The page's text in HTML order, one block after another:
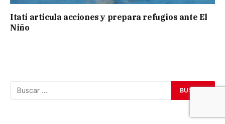
Itatí articula acciones y prepara refugios ante El
Niño